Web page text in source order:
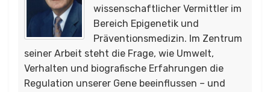
wissenschaftlicher Vermittler im
Bereich Epigenetik und
Präventionsmedizin. Im Zentrum
seiner Arbeit steht die Frage, wie Umwelt,
Verhalten und biografische Erfahrungen die
Regulation unserer Gene beeinflussen – und